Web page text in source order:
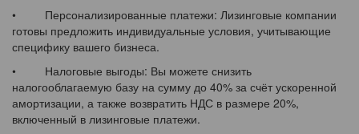
• Персонализированные платежи: Лизинговые компании
готовы предложить индивидуальные условия, учитывающие
специфику вашего бизнеса.
• Налоговые выгоды: Вы можете снизить
налогооблагаемую базу на сумму до 40% за счёт ускоренной
амортизации, а также возвратить НДС в размере 20%,
включенный в лизинговые платежи.